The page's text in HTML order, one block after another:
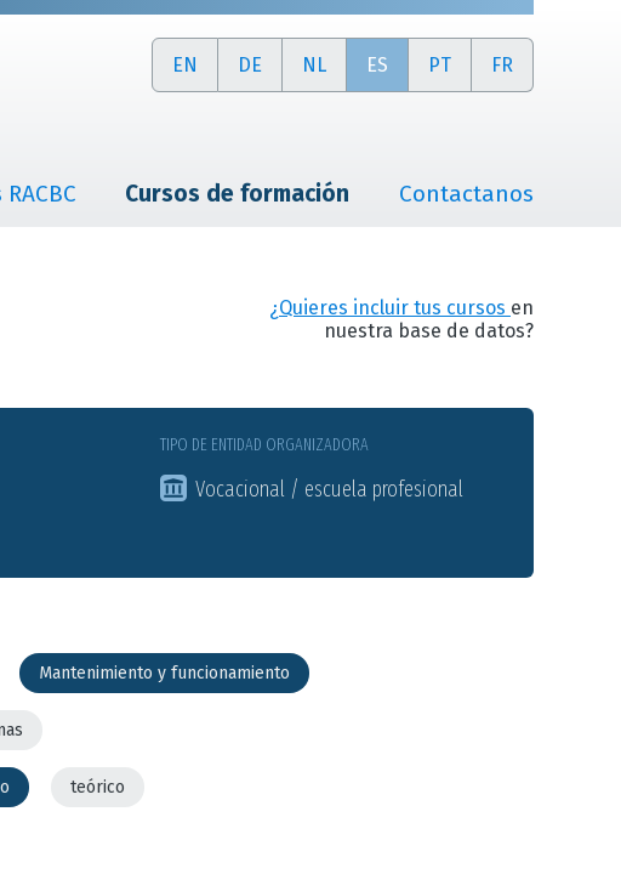
EN DE NL ES PT FR
Cursos de formación Contactanos
¿Quieres incluir tus cursos en
nuestra base de datos?
TIPO DE ENTIDAD ORGANIZADORA
Vocacional / escuela profesional
Mantenimiento y funcionamiento
teórico